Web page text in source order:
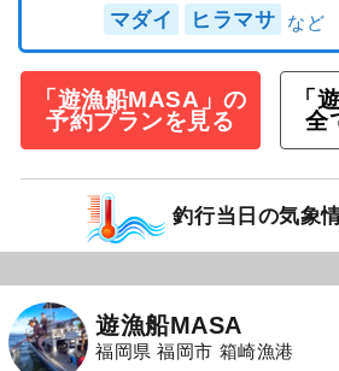
マダイ ヒラマサ
「遊漁船MASA」の
予約プランを見る
「
全
釣行当日の気象
遊漁船MASA
福岡県 福岡市 箱崎漁港